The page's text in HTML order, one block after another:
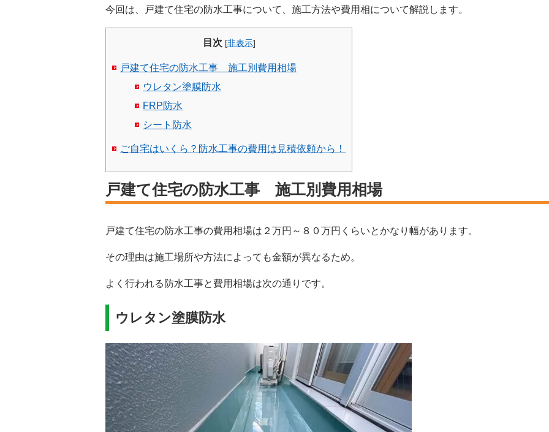
今回は、戸建て住宅の防水工事について、施工方法や費用相について解説します。
目次 [非表示]
戸建て住宅の防水工事 施工別費用相場
ウレタン塗膜防水
FRP防水
シート防水
ご自宅はいくら？防水工事の費用は見積依頼から！
戸建て住宅の防水工事 施工別費用相場
戸建て住宅の防水工事の費用相場は２万円～８０万円くらいとかなり幅があります。
その理由は施工場所や方法によっても金額が異なるため。
よく行われる防水工事と費用相場は次の通りです。
ウレタン塗膜防水